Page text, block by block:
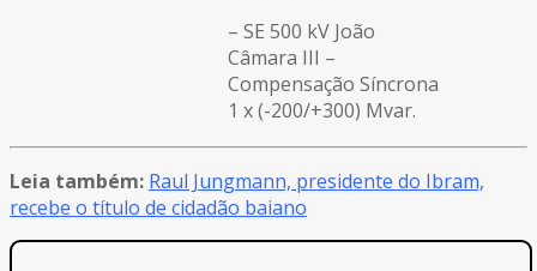
– SE 500 kV João
Câmara III –
Compensação Síncrona
1 x (-200/+300) Mvar.
Leia também: Raul Jungmann, presidente do Ibram,
recebe o título de cidadão baiano